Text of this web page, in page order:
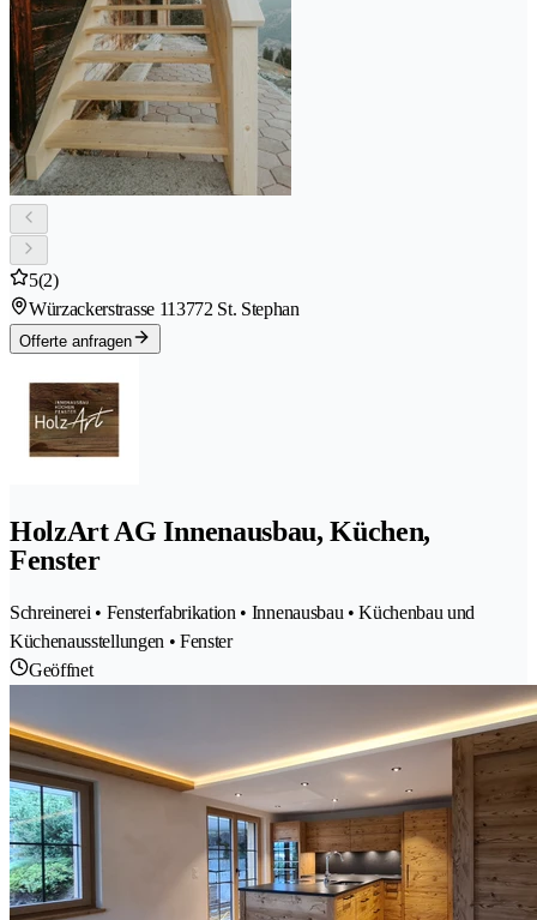
5(2)
Würzackerstrasse 113772 St. Stephan
Offerte anfragen
HolzArt AG Innenausbau, Küchen,
Fenster
Schreinerei • Fensterfabrikation • Innenausbau • Küchenbau und
Küchenausstellungen • Fenster
Geöffnet